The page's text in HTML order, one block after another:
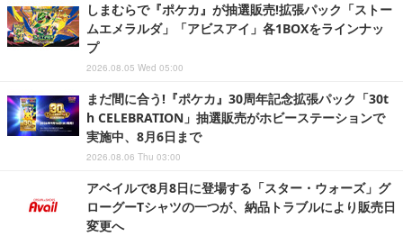
しまむらで『ポケカ』が抽選販売!拡張パック「ストー
ムエメラルダ」「アビスアイ」各1BOXをラインナッ
プ
2026.08.05 Wed 05:00
まだ間に合う!『ポケカ』30周年記念拡張パック「30t
h CELEBRATION」抽選販売がホビーステーションで
実施中、8月6日まで
2026.08.06 Thu 03:00
アベイルで8月8日に登場する「スター・ウォーズ」グ
ローグーTシャツの一つが、納品トラブルにより販売日
変更へ